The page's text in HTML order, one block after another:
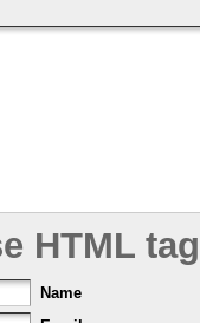
HTML
Name